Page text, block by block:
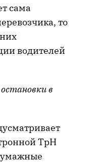
сама
то
водителей
в
ТрН